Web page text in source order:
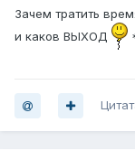
Зачем тратить
и каков ВЫХОД